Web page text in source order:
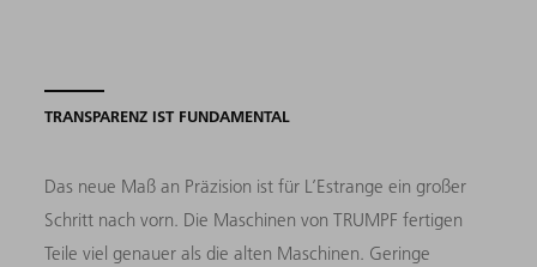
TRANSPARENZ IST FUNDAMENTAL
Das neue Maß an Präzision ist für L’Estrange ein großer
Schritt nach vorn. Die Maschinen von TRUMPF fertigen
Teile viel genauer als die alten Maschinen. Geringe